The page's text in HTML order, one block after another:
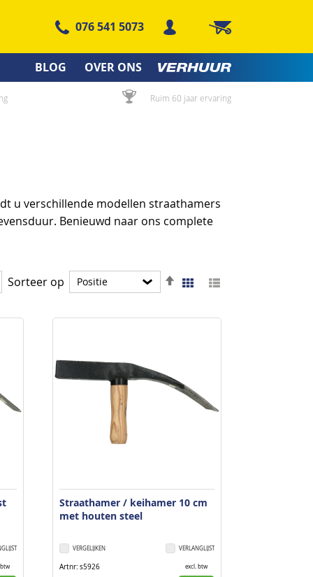
076 541 5073 Winkelwagen
BLOG OVER ONS
Ruim 60 jaar ervaring
u verschillende modellen straathamers
Benieuwd naar ons complete
Tonen
Foto-
tabel
Sorteer op
Van
naar
Straathamer / keihamer 10 cm
met houten steel
VERLANGLIJST
VERGELIJKEN
Artnr s5926 excl. btw